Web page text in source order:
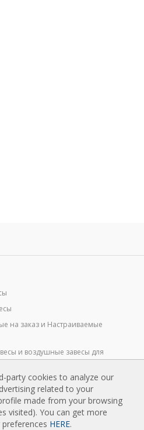
на заказ и Настраиваемые
и воздушные завесы для
Дверей и Воздушные Завесы
с Тепловым Насосом
party cookies to analyze our
related to your
made from your browsing
visited). You can get more
HERE.